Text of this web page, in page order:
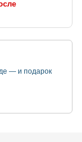
— и подарок